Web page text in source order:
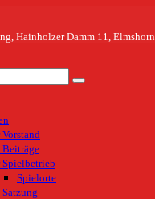
Hainholzer Damm 11, Elmshorn
Vorstand
Beiträge
Spielbetrieb
Spielorte